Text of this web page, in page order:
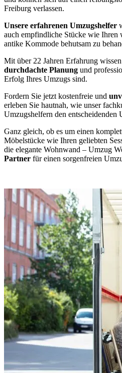
Freiburg verlassen.
Unsere erfahrenen Umzugshelfer
auch empfindliche Stücke wie Ihren
antike Kommode behutsam zu
Mit über 22 Jahren Erfahrung
durchdachte Planung und
Erfolg Ihres Umzugs sind.
Fordern Sie jetzt kostenfreie und
erleben Sie hautnah, wie unser
Umzugshelfern den entscheidenden
Ganz gleich, ob es um einen
Möbelstücke wie Ihren geliebten
die elegante Wohnwand – Umzug
Partner für einen sorgenfreien